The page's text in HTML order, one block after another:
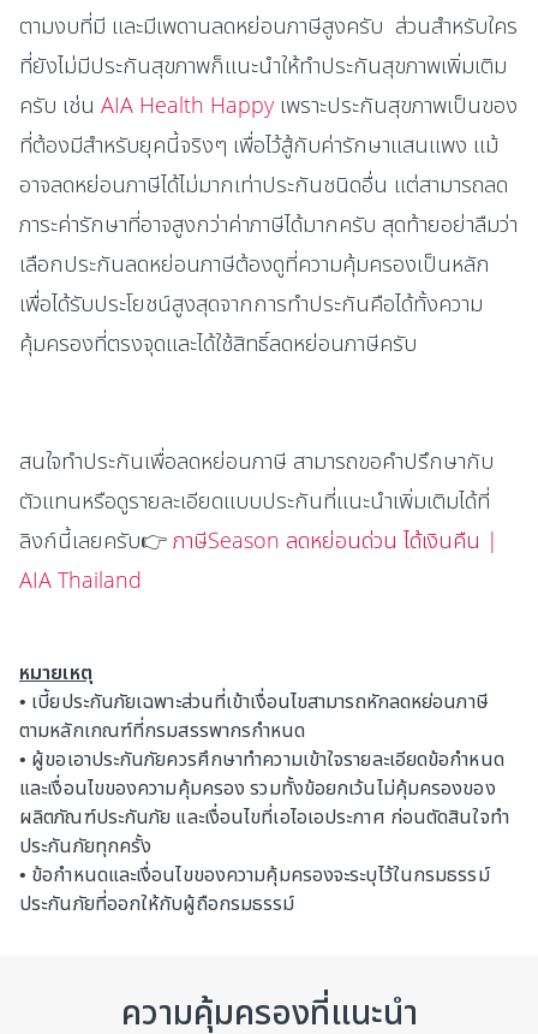
ตามงบที่มี และมีเพดานลดหย่อนภาษีสูงครับ ส่วนสำหรับใคร
ที่ยังไม่มีประกันสุขภาพก็แนะนำให้ทำประกันสุขภาพเพิ่มเติม
ครับ เช่น AIA Health Happy เพราะประกันสุขภาพเป็นของ
ที่ต้องมีสำหรับยุคนี้จริงๆ เพื่อไว้สู้กับค่ารักษาแสนแพง แม้
อาจลดหย่อนภาษีได้ไม่มากเท่าประกันชนิดอื่น แต่สามารถลด
ภาระค่ารักษาที่อาจสูงกว่าค่าภาษีได้มากครับ สุดท้ายอย่าลืมว่า
เลือกประกันลดหย่อนภาษีต้องดูที่ความคุ้มครองเป็นหลัก
เพื่อได้รับประโยชน์สูงสุดจากการทำประกันคือได้ทั้งความ
คุ้มครองที่ตรงจุดและได้ใช้สิทธิ์ลดหย่อนภาษีครับ
สนใจทำประกันเพื่อลดหย่อนภาษี สามารถขอคำปรึกษากับ
ตัวแทนหรือดูรายละเอียดแบบประกันที่แนะนำเพิ่มเติมได้ที่
ลิงก์นี้เลยครับ👉 ภาษีSeason ลดหย่อนด่วน ได้เงินคืน |
AIA Thailand
หมายเหตุ
• เบี้ยประกันภัยเฉพาะส่วนที่เข้าเงื่อนไขสามารถหักลดหย่อนภาษี
ตามหลักเกณฑ์ที่กรมสรรพากรกำหนด
• ผู้ขอเอาประกันภัยควรศึกษาทำความเข้าใจรายละเอียดข้อกำหนด
และเงื่อนไขของความคุ้มครอง รวมทั้งข้อยกเว้นไม่คุ้มครองของ
ผลิตภัณฑ์ประกันภัย และเงื่อนไขที่เอไอเอประกาศ ก่อนตัดสินใจทำ
ประกันภัยทุกครั้ง
• ข้อกำหนดและเงื่อนไขของความคุ้มครองจะระบุไว้ในกรมธรรม์
ประกันภัยที่ออกให้กับผู้ถือกรมธรรม์
ความคุ้มครองที่แนะนำ